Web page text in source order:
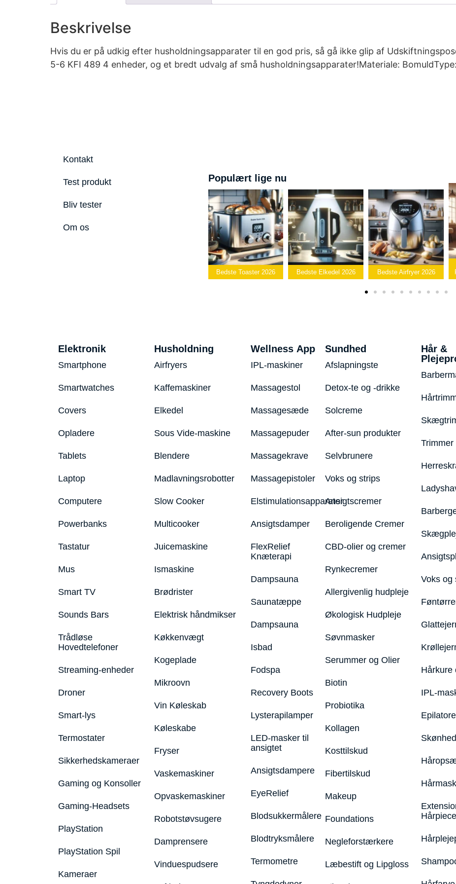
Beskrivelse
Hvis du er på udkig efter husholdningsapparater til en god pris, så gå ikke glip af
5-6 KFI 489 4 enheder, og et bredt udvalg af små husholdningsapparater!Materiale:
Kontakt
Test produkt
Bliv tester
Om os
Populært lige nu
Bedste Toaster 2026 Bedste Elkedel 2026 Bedste Airfryer 2026
Bedste
Elektronik
Smartphone
Smartwatches
Covers
Opladere
Tablets
Laptop
Computere
Powerbanks
Tastatur
Mus
Smart TV
Sounds Bars
Trådløse
Hovedtelefoner
Streaming-enheder
Droner
Smart-lys
Termostater
Sikkerhedskameraer
Gaming og Konsoller
Gaming-Headsets
PlayStation
PlayStation Spil
Kameraer
Husholdning
Airfryers
Kaffemaskiner
Elkedel
Sous Vide-maskine
Blendere
Madlavningsrobotter
Slow Cooker
Multicooker
Juicemaskine
Ismaskine
Brødrister
Elektrisk håndmikser
Køkkenvægt
Kogeplade
Mikroovn
Vin Køleskab
Køleskabe
Fryser
Vaskemaskiner
Opvaskemaskiner
Robotstøvsugere
Damprensere
Vinduespudsere
Wellness App
IPL-maskiner
Massagestol
Massagesæde
Massagepuder
Massagekrave
Massagepistoler
Elstimulationsapparater
Ansigtsdamper
FlexRelief
Knæterapi
Dampsauna
Saunatæppe
Dampsauna
Isbad
Fodspa
Recovery Boots
Lysterapilamper
LED-masker til
ansigtet
Ansigtsdampere
EyeRelief
Blodsukkermålere
Blodtryksmålere
Termometre
Sundhed
Afslapningste
Detox-te og -drikke
Solcreme
After-sun produkter
Selvbrunere
Voks og strips
Ansigtscremer
Beroligende Cremer
CBD-olier og cremer
Rynkecremer
Allergivenlig hudpleje
Økologisk Hudpleje
Søvnmasker
Serummer og Olier
Biotin
Probiotika
Kollagen
Kosttilskud
Fibertilskud
Makeup
Foundations
Negleforstærkere
Læbestift og Lipgloss
Hår &
Trimmer
Voks og
Hårkure
IPL-